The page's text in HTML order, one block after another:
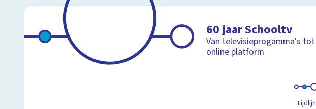
60 jaar Schooltv
Van televisieprogamma's tot
online platform
Tijdlijn